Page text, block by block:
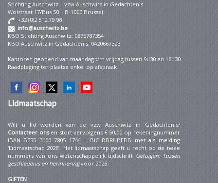
Stichting Auschwitz – vzw Auschwitz in Gedachtenis
Wolstraat 17/Bus 50 – B-1000 Brussel
+32 (0)2 512 79 98
info@auschwitz.be
KBO Stichting Auschwitz: 0876787354
KBO Auschwitz in Gedachtenis: 0420667323
Kantoren geopend van maandag t/m vrijdag tussen 9u30 en 16u30.
Raadpleging ter plaatse enkel op afspraak.
Lidmaatschap
Wilt u lid worden van de vzw Auschwitz in Gedachtenis?
Contacteer onsen stort vervolgens € 50,00 op rekeningnummer
IBAN BE55 3100 7805 1744 – BIC BBRUBEBB met als melding
‘Lidmaatschap 2026’. Het lidmaatschap geeft u recht op de twee
nummers van ons wetenschappelijk tijdschrift Getuigen: Tussen
geschiedenis en herinneringvoor 2026.
GIFTEN